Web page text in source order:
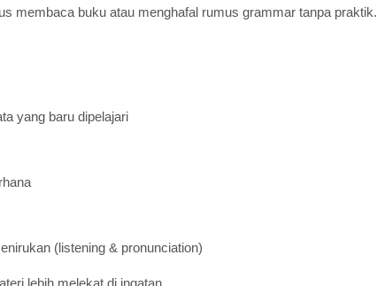
membaca buku atau menghafal rumus grammar tanpa praktik.
yang baru dipelajari
(listening & pronunciation)
lebih melekat di ingatan.